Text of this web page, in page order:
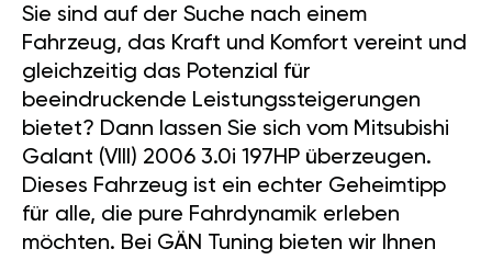
Sie sind auf der Suche nach einem
Fahrzeug, das Kraft und Komfort vereint und
gleichzeitig das Potenzial für
beeindruckende Leistungssteigerungen
bietet? Dann lassen Sie sich vom Mitsubishi
Galant (VIII) 2006 3.0i 197HP überzeugen.
Dieses Fahrzeug ist ein echter Geheimtipp
für alle, die pure Fahrdynamik erleben
möchten. Bei GÄN Tuning bieten wir Ihnen